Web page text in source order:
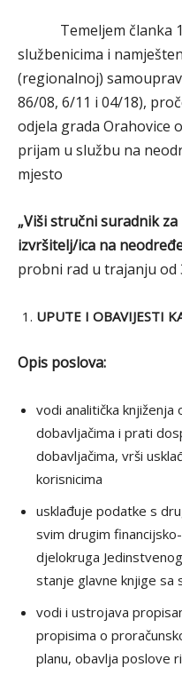
Temeljem članka 17.
službenicima i
(regionalnoj)
86/08, 6/11 i 04/18),
odjela grada Orahovice
prijam u službu na
mjesto
„Viši stručni suradnik
izvršitelj/ica na
probni rad u trajanju od
UPUTE I OBAVIJESTI
Opis poslova:
vodi analitička
dobavljačima i prati
dobavljačima, vrši
korisnicima
usklađuje podatke s
svim drugim
djelokruga
stanje glavne knjige sa
vodi i ustrojava
propisima o
planu, obavlja poslove